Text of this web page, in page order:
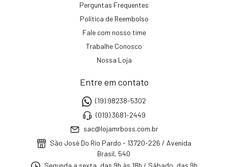
Perguntas Frequentes
Política de Reembolso
Fale com nosso time
Trabalhe Conosco
Nossa Loja
Entre em contato
(19) 98238-5302
(019) 3681-2449
sac@lojamrboss.com.br
São José Do Rio Pardo - 13720-226 / Avenida
Brasil, 540